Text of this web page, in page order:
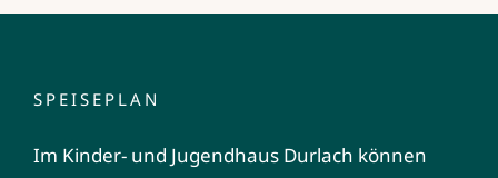
SPEISEPLAN
Im Kinder- und Jugendhaus Durlach können